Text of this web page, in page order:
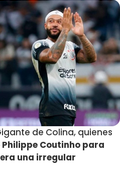
de Colina, quienes
Philippe Coutinho para
una irregular